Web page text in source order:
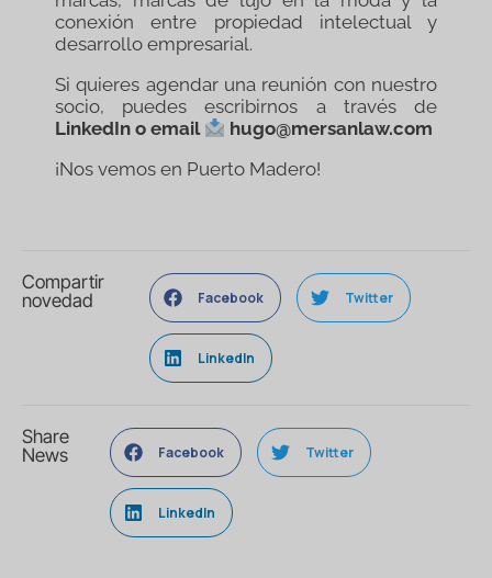
conexión entre propiedad intelectual y
desarrollo empresarial.
Si quieres agendar una reunión con nuestro
socio, puedes escribirnos a través de
LinkedIn o email
hugo@mersanlaw.com
¡Nos vemos en Puerto Madero!
Compartir
novedad
Facebook Twitter
LinkedIn
Share
News
Facebook Twitter
LinkedIn